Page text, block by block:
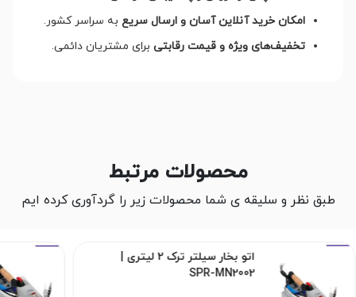
امکان خرید آنلاین آسان و ارسال سریع به سراسر کشور.
تخفیف‌های ویژه و قیمت رقابتی برای مشتریان دائمی.
محصولات مرتبط
طبق نظر و سلیقه ی شما محصولات زیر را گردآوری کرده ایم
اتو بخار سیلتر ترک 2 لیتری |
SPR-MN2002